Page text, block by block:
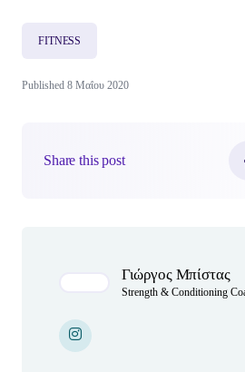
FITNESS
Published 8 Μαΐου 2020
Share this post
Γιώργος Μπίστας
Strength & Conditioning
Instagram
Instagram